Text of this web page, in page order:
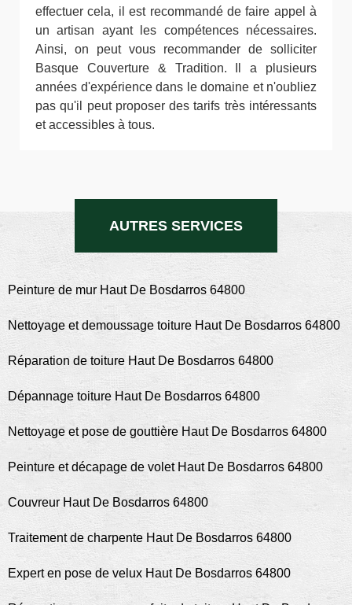
effectuer cela, il est recommandé de faire appel à
un artisan ayant les compétences nécessaires.
Ainsi, on peut vous recommander de solliciter
Basque Couverture & Tradition. Il a plusieurs
années d'expérience dans le domaine et n'oubliez
pas qu'il peut proposer des tarifs très intéressants
et accessibles à tous.
AUTRES SERVICES
Peinture de mur Haut De Bosdarros 64800
Nettoyage et demoussage toiture Haut De Bosdarros 64800
Réparation de toiture Haut De Bosdarros 64800
Dépannage toiture Haut De Bosdarros 64800
Nettoyage et pose de gouttière Haut De Bosdarros 64800
Peinture et décapage de volet Haut De Bosdarros 64800
Couvreur Haut De Bosdarros 64800
Traitement de charpente Haut De Bosdarros 64800
Expert en pose de velux Haut De Bosdarros 64800